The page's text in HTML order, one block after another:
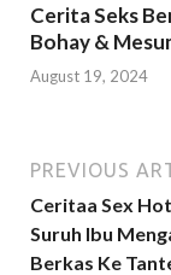
Cerita Seks
Bohay &
August 19, 2024
PREVIOUS
Ceritaa Sex
Suruh Ibu
Berkas Ke